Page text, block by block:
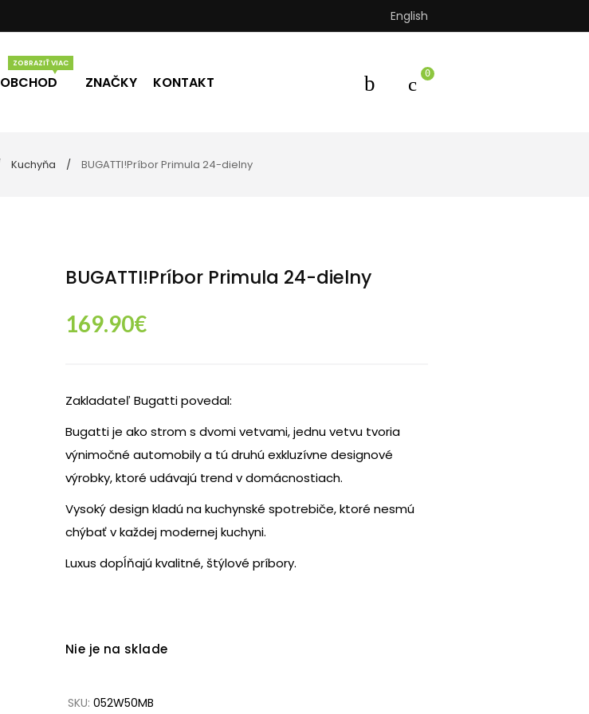
English
OBCHOD
Darčekové poukážky
ZNAČKY KONTAKT
0
Kuchyňa BUGATTI!Príbor Primula 24-dielny
BUGATTI!Príbor Primula 24-dielny
169.90€
Zakladateľ Bugatti povedal:
Bugatti je ako strom s dvomi vetvami, jednu vetvu tvoria
výnimočné automobily a tú druhú exkluzívne designové
výrobky, ktoré udávajú trend v domácnostiach.
Vysoký design kladú na kuchynské spotrebiče, ktoré nesmú
chýbať v každej modernej kuchyni.
Luxus dopĺňajú kvalitné, štýlové príbory.
Nie je na sklade
SKU: 052W50MB